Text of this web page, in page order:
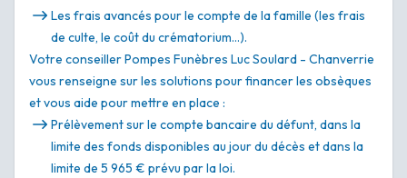
Les frais avancés pour le compte de la famille (les frais
de culte, le coût du crématorium…).
Votre conseiller Pompes Funèbres Luc Soulard - Chanverrie
vous renseigne sur les solutions pour financer les obsèques
et vous aide pour mettre en place :
Prélèvement sur le compte bancaire du défunt, dans la
limite des fonds disponibles au jour du décès et dans la
limite de 5 965 € prévu par la loi.